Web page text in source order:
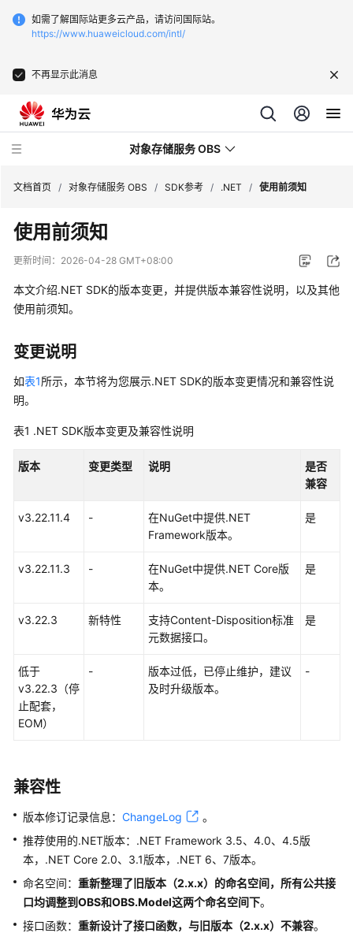
如需了解国际站更多云产品，请访问国际站。
https://www.huaweicloud.com/intl/
不再显示此消息
对象存储服务 OBS
最
新
态
务
公
告
品
绍
费
入
用
户
指
南
限
置
指
南
工
具
指
文档首页 / 对象存储服务 OBS / SDK参考 / .NET / 使用前须知
使用前须知
更新时间： 2026-04-28 GMT+08:00
本文介绍.NET SDK的版本变更，并提供版本兼容性说明，以及其他
使用前须知。
变更说明
如表1所示，本节将为您展示.NET SDK的版本变更情况和兼容性说
明。
表1 .NET SDK版本变更及兼容性说明
版本 变更类型 说明
是否
兼容
v3.22.11.4 -
在NuGet中提供.NET
Framework版本。
是
v3.22.11.3 -
在NuGet中提供.NET Core版
本。
是
v3.22.3 新特性
支持Content-Disposition标准
元数据接口。
是
低于
v3.22.3（停
止配套，
EOM）
-
版本过低，已停止维护，建议
及时升级版本。
-
兼容性
版本修订记录信息： ChangeLog
。
推荐使用的.NET版本：.NET Framework 3.5、4.0、4.5版
本，.NET Core 2.0、3.1版本，.NET 6、7版本。
命名空间： 重新整理了旧版本（2.x.x）的命名空间，所有公共接
口均调整到OBS和OBS.Model这两个命名空间下。
接口函数： 重新设计了接口函数，与旧版本（2.x.x）不兼容。